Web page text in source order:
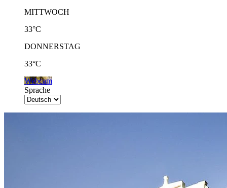
MITTWOCH
33°C
DONNERSTAG
33°C
Webcam
Sprache